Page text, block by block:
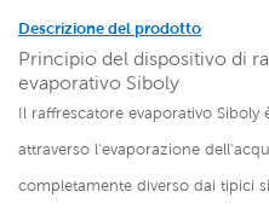
Descrizione del prodotto
Principio del dispositivo di
evaporativo Siboly
Il raffrescatore evaporativo
attraverso l'evaporazione
completamente diverso dai tipici